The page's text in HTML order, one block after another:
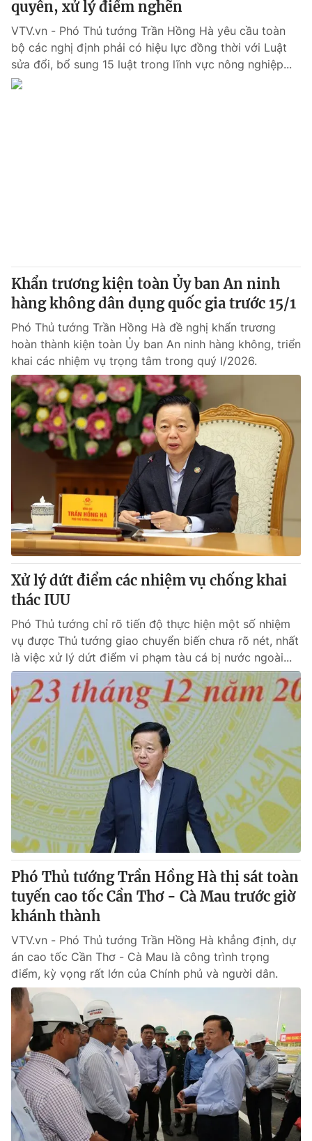
Liên hệ tòa soạn English
THỜI BÁO VTV
Phó Tổng Biên tập:Nguyễn Thị Mỹ Hạnh, Phạm Quốc Thắng,
Nguyễn Trọng Ninh
Tổng đài VTV:024.38 355 931 - 024.38 355 932
Ðiện thoại Thời báo VTV:
024.66 897 897
Email: toasoan@vtv.vn
Liên hệ quảng cáo:024-7300.7108
® Cấm sao chép dưới mọi hình thức nếu không có sự chấp
thuận bằng văn bản. Ghi rõ nguồn VTV.vn khi phát hành lại
thông tin từ website này.
quyền, xử lý điểm nghẽn
VTV.vn - Phó Thủ tướng Trần Hồng Hà yêu cầu toàn
bộ các nghị định phải có hiệu lực đồng thời với Luật
sửa đổi, bổ sung 15 luật trong lĩnh vực nông nghiệp...
Khẩn trương kiện toàn Ủy ban An ninh
hàng không dân dụng quốc gia trước 15/1
Phó Thủ tướng Trần Hồng Hà đề nghị khẩn trương
hoàn thành kiện toàn Ủy ban An ninh hàng không, triển
khai các nhiệm vụ trọng tâm trong quý I/2026.
Xử lý dứt điểm các nhiệm vụ chống khai
thác IUU
Phó Thủ tướng chỉ rõ tiến độ thực hiện một số nhiệm
vụ được Thủ tướng giao chuyển biến chưa rõ nét, nhất
là việc xử lý dứt điểm vi phạm tàu cá bị nước ngoài...
Phó Thủ tướng Trần Hồng Hà thị sát toàn
tuyến cao tốc Cần Thơ - Cà Mau trước giờ
khánh thành
VTV.vn - Phó Thủ tướng Trần Hồng Hà khẳng định, dự
án cao tốc Cần Thơ - Cà Mau là công trình trọng
điểm, kỳ vọng rất lớn của Chính phủ và người dân.